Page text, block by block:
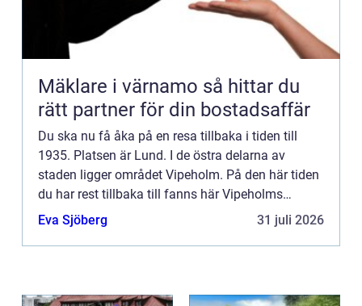
Mäklare i värnamo så hittar du
rätt partner för din bostadsaffär
Du ska nu få åka på en resa tillbaka i tiden till
1935. Platsen är Lund. I de östra delarna av
staden ligger området Vipeholm. På den här tiden
du har rest tillbaka till fanns här Vipeholms
sjukhus, som huserade människor med grova
Eva Sjöberg 31 juli 2026